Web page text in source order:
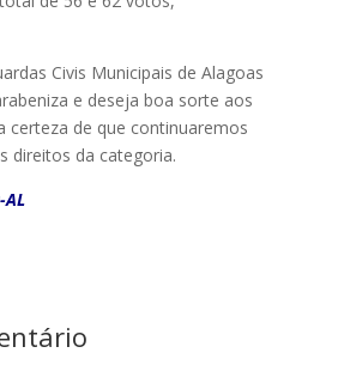
Civis Municipais de Alagoas
e deseja boa sorte aos
certeza de que continuaremos
direitos da categoria.
AL